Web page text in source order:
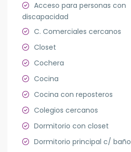
Acceso para personas con
discapacidad
C. Comerciales cercanos
Closet
Cochera
Cocina
Cocina con reposteros
Colegios cercanos
Dormitorio con closet
Dormitorio principal c/ baño